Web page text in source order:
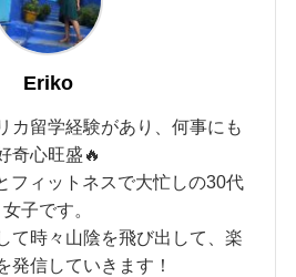
Eriko
カ留学経験があり、何事にも
奇心旺盛🔥
フィットネスで大忙しの30代
女子です。
て時々山陰を飛び出して、楽
発信していきます！